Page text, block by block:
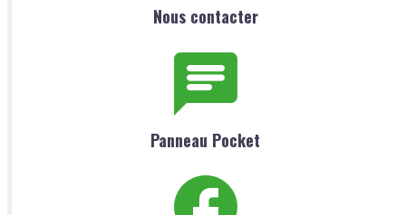
Nous contacter
Panneau Pocket